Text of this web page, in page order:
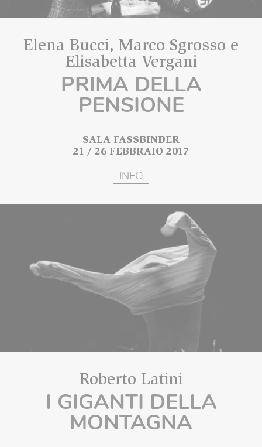
Elena Bucci, Marco Sgrosso e
Elisabetta Vergani
PRIMA DELLA
PENSIONE
SALA FASSBINDER
21 / 26 FEBBRAIO 2017
INFO
Roberto Latini
I GIGANTI DELLA
MONTAGNA